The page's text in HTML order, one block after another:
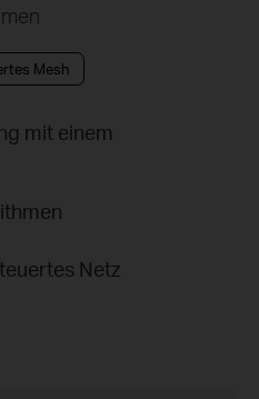
Mesh
mit einem
Netz